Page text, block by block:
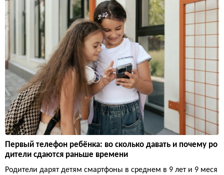
Первый телефон ребёнка: во сколько давать и почему ро
дители сдаются раньше времени
Родители дарят детям смартфоны в среднем в 9 лет и 9 меся